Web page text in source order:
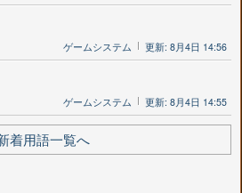
ゲームシステム 更新: 8月4日 14:56
ゲームシステム 更新: 8月4日 14:55
着用語一覧へ